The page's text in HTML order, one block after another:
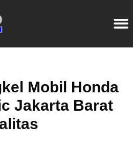
Mobil Honda
Jakarta Barat